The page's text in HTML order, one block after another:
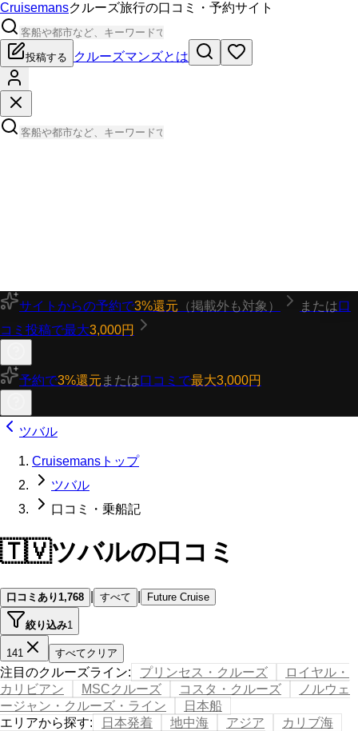
Cruisemansクルーズ旅行の口コミ・予約サイト
投稿する クルーズマンズとは
サイトからの予約で3%還元 （掲載外も対象） または口
コミ投稿で最大3,000円
予約で3%還元 または口コミで最大3,000円
ツバル
Cruisemansトップ
ツバル
口コミ・乗船記
🇹🇻ツバルの口コミ
口コミあり1,768 すべて Future Cruise
絞り込み1
141 すべてクリア
注目のクルーズライン: プリンセス・クルーズ
ロイヤル・
カリビアン
MSCクルーズ コスタ・クルーズ
ノルウェ
ージャン・クルーズ・ライン
日本船
エリアから探す: 日本発着 地中海 アジア
カリブ海